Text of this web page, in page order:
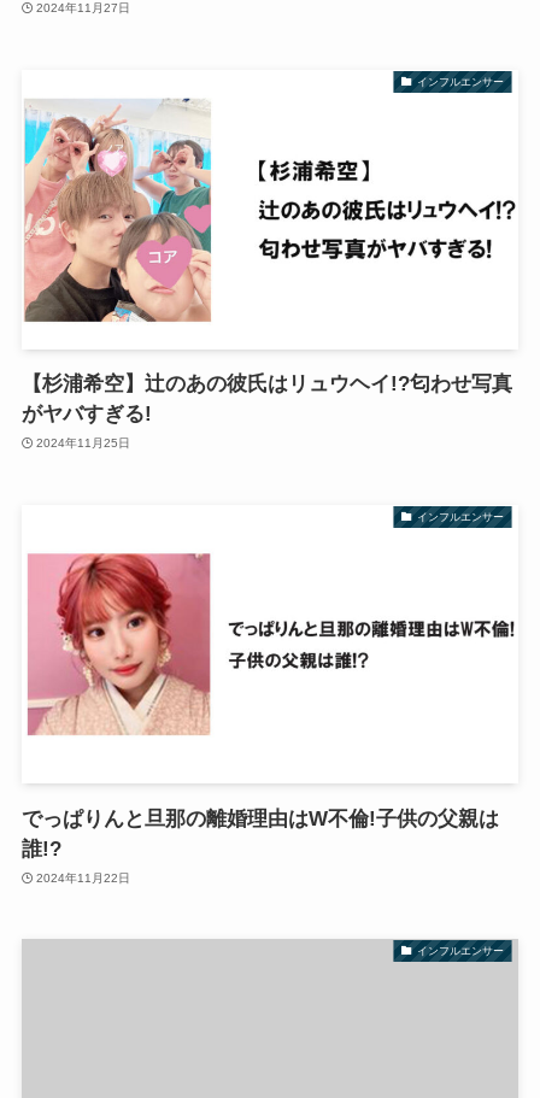
2024年11月27日
インフルエンサー
【杉浦希空】辻のあの彼氏はリュウヘイ!?匂わせ写真
がヤバすぎる!
2024年11月25日
インフルエンサー
でっぱりんと旦那の離婚理由はW不倫!子供の父親は
誰!?
2024年11月22日
インフルエンサー